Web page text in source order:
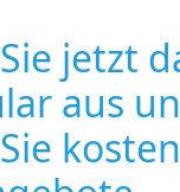
jetzt
aus